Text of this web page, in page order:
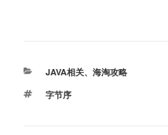
分
JAVA相关、 海淘攻略
标
字节序